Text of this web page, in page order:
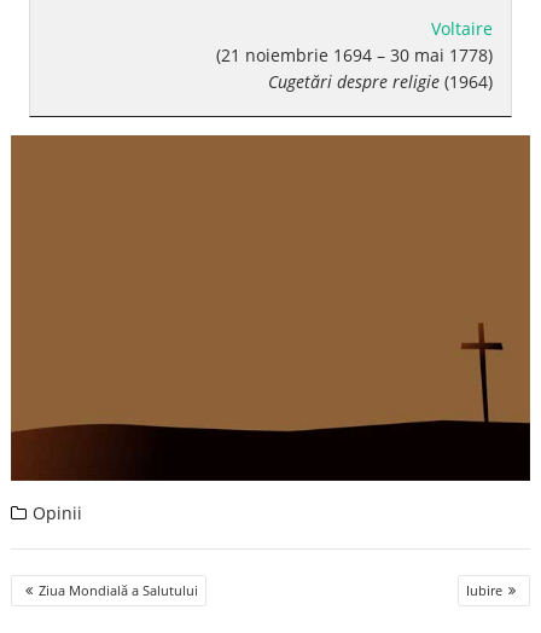
Voltaire
(21 noiembrie 1694 – 30 mai 1778)
Cugetări despre religie(1964)
Opinii
Post
navigation
Ziua Mondială a Salutului Iubire